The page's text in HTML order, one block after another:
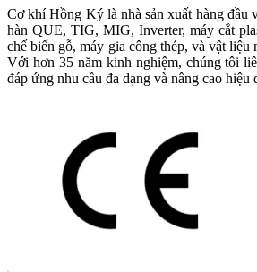
Cơ khí Hồng Ký là nhà sản xuất hàng đầu
hàn QUE, TIG, MIG, Inverter, máy cắt
chế biến gỗ, máy gia công thép, và vật liệu
Với hơn 35 năm kinh nghiệm, chúng tôi
đáp ứng nhu cầu đa dạng và nâng cao hiệu